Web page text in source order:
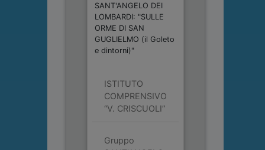
SANT'ANGELO DEI
LOMBARDI: "SULLE
ORME DI SAN
GUGLIELMO (il Goleto
e dintorni)"
ISTITUTO
COMPRENSIVO
“V. CRISCUOLI”
Gruppo